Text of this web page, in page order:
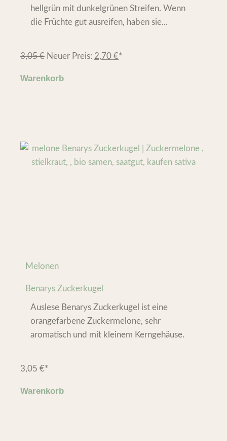
hellgrün mit dunkelgrünen Streifen. Wenn
die Früchte gut ausreifen, haben sie...
3,05€ Neuer Preis: 2,70 €*
Warenkorb
Melonen
Benarys Zuckerkugel
Auslese Benarys Zuckerkugel ist eine
orangefarbene Zuckermelone, sehr
aromatisch und mit kleinem Kerngehäuse.
3,05 €*
Warenkorb